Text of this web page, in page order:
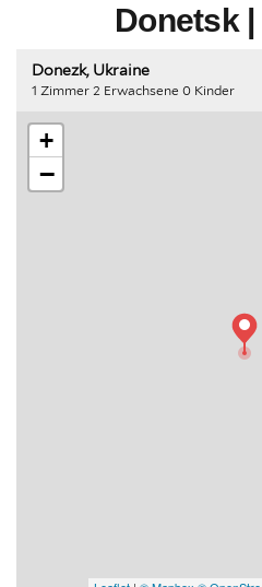
Donetsk